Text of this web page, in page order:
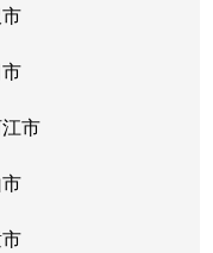
市